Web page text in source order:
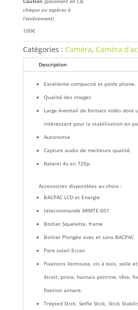
chèque ou espèces à
l'enlèvement)
100€
Catégories : Caméra, Caméra
Description
Excellente compacité et poids plume.
Qualité des images
Large éventail de formats vidéo dont
intéressant pour la stabilisation en
Autonomie
Capture audio de meilleure qualité.
Ralenti 4x en 720p.
Accessoires disponibles au choix :
BACPAC LCD et Energie
telecommande ARMTE-001
Boitier Squelette, frame
Boitier Plongée avec et sans BACPAC
Pare soleil Ecran
Fixations Ventouse, vis à bois, selle
étroit, pince, harnais poitrine, tête,
fixation aimant.
Trépied Stick, Selfie Stick, Stick